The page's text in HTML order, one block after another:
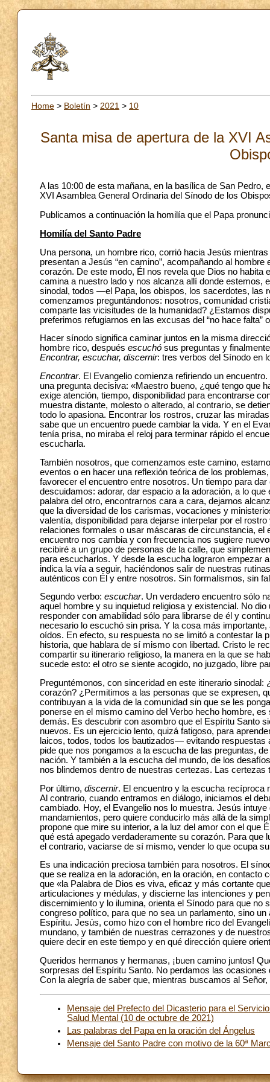
Home > Boletín > 2021 > 10
Santa misa de apertura de la XVI
A las 10:00 de esta mañana, en la basílica de San
XVI Asamblea General Ordinaria del Sínodo de los
Publicamos a continuación la homilía que el Papa
Homilía del Santo Padre
Una persona, un hombre rico, corrió hacia Jesús
presentan a Jesús “en camino”, acompañando al
corazón. De este modo, Él nos revela que Dios no habita
camina a nuestro lado y nos alcanza allí donde estemos,
sinodal, todos —el Papa, los obispos, los sacerdotes,
comenzamos preguntándonos: nosotros, comunidad
comparte las vicisitudes de la humanidad? ¿Estamos
preferimos refugiarnos en las excusas del “no hace falta”
Hacer sínodo significa caminar juntos en la misma
hombre rico, después escuchó sus preguntas y
Encontrar, escuchar, discernir: tres verbos del Sínodo en
Encontrar. El Evangelio comienza refiriendo un
una pregunta decisiva: «Maestro bueno, ¿qué tengo que
exige atención, tiempo, disponibilidad para encontrarse
muestra distante, molesto o alterado, al contrario, se
todo lo apasiona. Encontrar los rostros, cruzar las
sabe que un encuentro puede cambiar la vida. Y en el
tenía prisa, no miraba el reloj para terminar rápido el
escucharla.
También nosotros, que comenzamos este camino,
eventos o en hacer una reflexión teórica de los
favorecer el encuentro entre nosotros. Un tiempo para
descuidamos: adorar, dar espacio a la adoración, a lo
palabra del otro, encontrarnos cara a cara, dejarnos
que la diversidad de los carismas, vocaciones y
valentía, disponibilidad para dejarse interpelar por el
relaciones formales o usar máscaras de circunstancia,
encuentro nos cambia y con frecuencia nos sugiere
recibiré a un grupo de personas de la calle, que
para escucharlos. Y desde la escucha lograron empezar
indica la vía a seguir, haciéndonos salir de nuestras
auténticos con Él y entre nosotros. Sin formalismos, sin
Segundo verbo: escuchar. Un verdadero encuentro sólo
aquel hombre y su inquietud religiosa y existencial. No
responder con amabilidad sólo para librarse de él y
necesario lo escuchó sin prisa. Y la cosa más
oídos. En efecto, su respuesta no se limitó a contestar la
historia, que hablara de sí mismo con libertad. Cristo le
compartir su itinerario religioso, la manera en la que se
sucede esto: el otro se siente acogido, no juzgado, libre
Preguntémonos, con sinceridad en este itinerario
corazón? ¿Permitimos a las personas que se expresen,
contribuyan a la vida de la comunidad sin que se les
ponerse en el mismo camino del Verbo hecho hombre,
demás. Es descubrir con asombro que el Espíritu Santo
nuevos. Es un ejercicio lento, quizá fatigoso, para
laicos, todos, todos los bautizados— evitando
pide que nos pongamos a la escucha de las preguntas,
nación. Y también a la escucha del mundo, de los
nos blindemos dentro de nuestras certezas. Las
Por último, discernir. El encuentro y la escucha recíproca
Al contrario, cuando entramos en diálogo, iniciamos el
cambiado. Hoy, el Evangelio nos lo muestra. Jesús
mandamientos, pero quiere conducirlo más allá de la
propone que mire su interior, a la luz del amor con el que
qué está apegado verdaderamente su corazón. Para
el contrario, vaciarse de sí mismo, vender lo que ocupa
Es una indicación preciosa también para nosotros. El
que se realiza en la adoración, en la oración, en contacto
que «la Palabra de Dios es viva, eficaz y más cortante
articulaciones y médulas, y discierne las intenciones y
discernimiento y lo ilumina, orienta el Sínodo para que no
congreso político, para que no sea un parlamento, sino
Espíritu. Jesús, como hizo con el hombre rico del
mundano, y también de nuestras cerrazones y de
quiere decir en este tiempo y en qué dirección quiere
Queridos hermanos y hermanas, ¡buen camino juntos!
sorpresas del Espíritu Santo. No perdamos las
Con la alegría de saber que, mientras buscamos al
Mensaje del Prefecto del Dicasterio para el
Salud Mental (10 de octubre de 2021)
Las palabras del Papa en la oración del Ángelus
Mensaje del Santo Padre con motivo de la 60ª